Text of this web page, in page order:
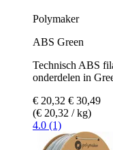
Polymaker
ABS Green
Technisch ABS
onderdelen in
€ 20,32 € 30,49
(€ 20,32 / kg)
4.0 (1)